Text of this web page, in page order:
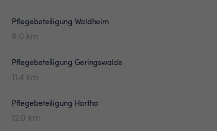
Pflegebeteiligung Waldheim
9.0 km
Pflegebeteiligung Geringswalde
11.4 km
Pflegebeteiligung Hartha
12.0 km